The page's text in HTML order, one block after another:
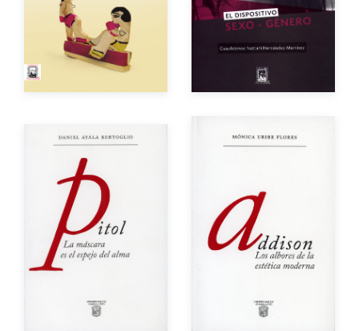
Impreso $200.00 Impreso $150.00
Autor
Año de edición Año de edición